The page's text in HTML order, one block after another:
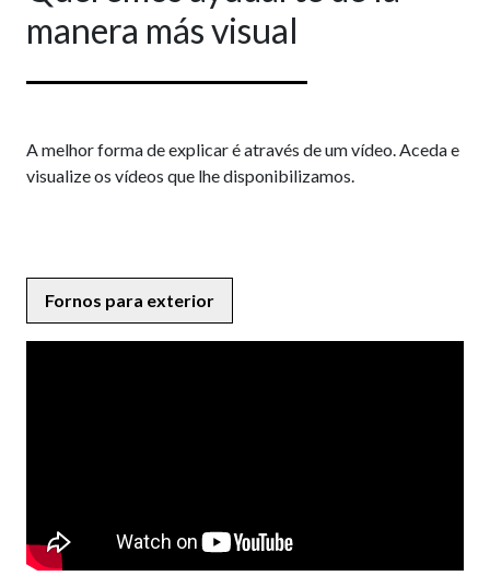
manera más visual
A melhor forma de explicar é através de um vídeo. Aceda e
visualize os vídeos que lhe disponibilizamos.
Fornos para exterior